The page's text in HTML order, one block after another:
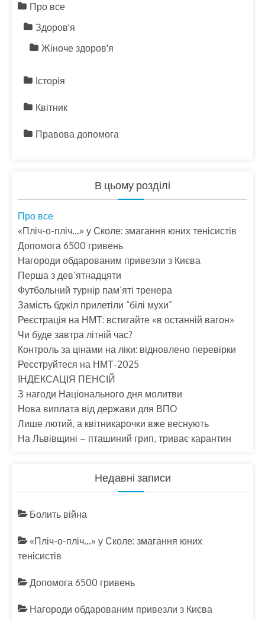
Про все
Здоров'я
Жіноче здоров'я
Історія
Квітник
Правова допомога
В цьому розділі
Про все
«Пліч-о-пліч…» у Сколе: змагання юних тенісистів
Допомога 6500 гривень
Нагороди обдарованим привезли з Києва
Перша з дев’ятнадцяти
Футбольний турнір пам’яті тренера
Замість бджіл прилетіли “білі мухи”
Реєстрація на НМТ: встигайте «в останній вагон»
Чи буде завтра літній час?
Контроль за цінами на ліки: відновлено перевірки
Реєструйтеся на НМТ-2025
ІНДЕКСАЦІЯ ПЕНСІЙ
З нагоди Національного дня молитви
Нова виплата від держави для ВПО
Лише лютий, а квітникарочки вже веснують
На Львівщині – пташиний грип, триває карантин
Недавні записи
Болить війна
«Пліч-о-пліч…» у Сколе: змагання юних
тенісистів
Допомога 6500 гривень
Нагороди обдарованим привезли з Києва